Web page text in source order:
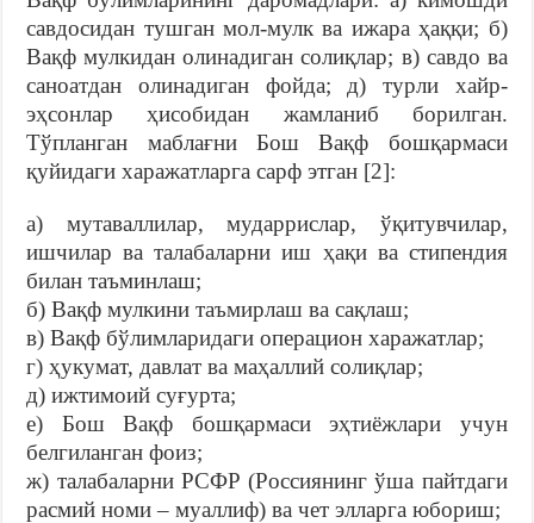
савдосидан тушган мол-мулк ва ижара ҳаққи; б)
Вақф мулкидан олинадиган солиқлар; в) савдо ва
саноатдан олинадиган фойда; д) турли хайр-
эҳсонлар ҳисобидан жамланиб борилган.
Тўпланган маблағни Бош Вақф бошқармаси
қуйидаги харажатларга сарф этган [2]:
а) мутаваллилар, мударрислар, ўқитувчилар,
ишчилар ва талабаларни иш ҳақи ва стипендия
билан таъминлаш;
б) Вақф мулкини таъмирлаш ва сақлаш;
в) Вақф бўлимларидаги операцион харажатлар;
г) ҳукумат, давлат ва маҳаллий солиқлар;
д) ижтимоий суғурта;
е) Бош Вақф бошқармаси эҳтиёжлари учун
белгиланган фоиз;
ж) талабаларни РСФР (Россиянинг ўша пайтдаги
расмий номи – муаллиф) ва чет элларга юбориш;